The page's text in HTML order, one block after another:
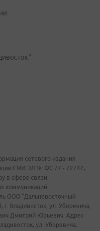
сетевого издания
СМИ ЭЛ № ФС 77 - 72742,
в сфере связи,
коммуникаций
ООО "Дальневосточный
Владивосток, ул. Уборевича,
Дмитрий Юрьевич. Адрес
ул. Уборевича,